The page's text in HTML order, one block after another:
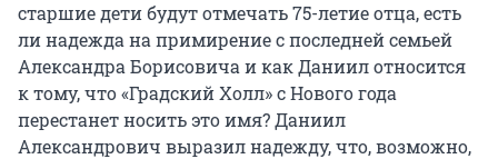
старшие дети будут отмечать 75-летие отца, есть
ли надежда на примирение с последней семьей
Александра Борисовича и как Даниил относится
к тому, что «Градский Холл» с Нового года
перестанет носить это имя? Даниил
Александрович выразил надежду, что, возможно,